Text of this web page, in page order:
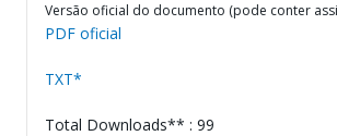
Versão oficial do documento (pode conter
PDF oficial
TXT*
Total Downloads** : 99